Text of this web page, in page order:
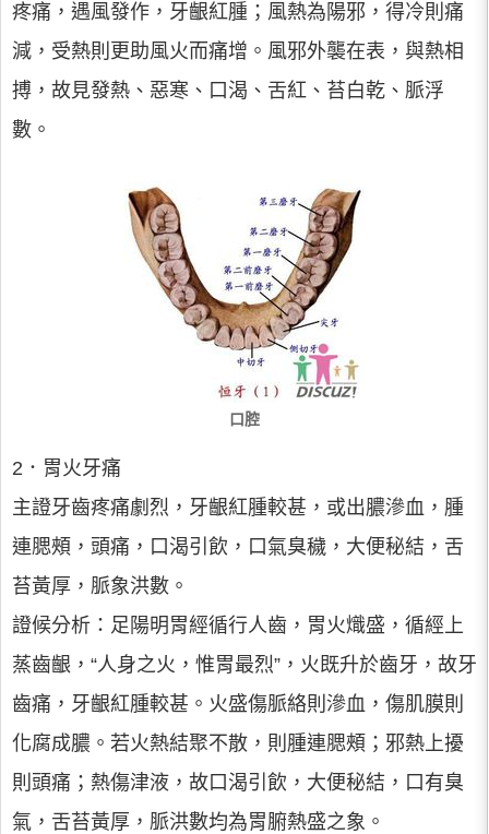
疼痛，遇風發作，牙齦紅腫；風熱為陽邪，得冷則痛
減，受熱則更助風火而痛增。風邪外襲在表，與熱相
搏，故見發熱、惡寒、口渴、舌紅、苔白乾、脈浮
數。
口腔
2．胃火牙痛
主證牙齒疼痛劇烈，牙齦紅腫較甚，或出膿滲血，腫
連腮頰，頭痛，口渴引飲，口氣臭穢，大便秘結，舌
苔黃厚，脈象洪數。
證候分析：足陽明胃經循行人齒，胃火熾盛，循經上
蒸齒齦，“人身之火，惟胃最烈”，火既升於齒牙，故牙
齒痛，牙齦紅腫較甚。火盛傷脈絡則滲血，傷肌膜則
化腐成膿。若火熱結聚不散，則腫連腮頰；邪熱上擾
則頭痛；熱傷津液，故口渴引飲，大便秘結，口有臭
氣，舌苔黃厚，脈洪數均為胃腑熱盛之象。